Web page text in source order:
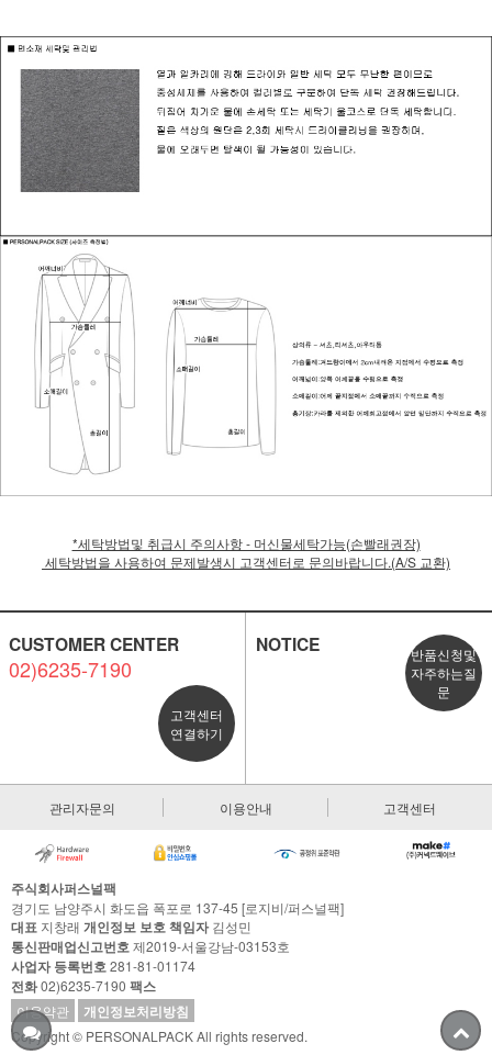
*세탁방법및 취급시 주의사항 - 머신물세탁가능(손빨래권장)
세탁방법을 사용하여 문제발생시 고객센터로 문의바랍니다.(A/S 교환)
CUSTOMER CENTER
02)6235-7190
고객센터
연결하기
NOTICE
반품신청및
자주하는질
문
관리자문의 이용안내 고객센터
주식회사퍼스널팩
경기도 남양주시 화도읍 폭포로 137-45 [로지비/퍼스널팩]
대표 지창래 개인정보 보호 책임자김성민
통신판매업신고번호 제2019-서울강남-03153호
사업자 등록번호 281-81-01174
전화02)6235-7190 팩스
이용약관 개인정보처리방침
Copyright © PERSONALPACK All rights reserved.